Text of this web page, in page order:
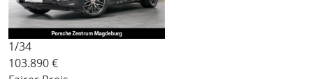
1/34
103.890 €